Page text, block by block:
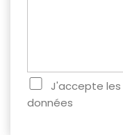
J'accepte
données